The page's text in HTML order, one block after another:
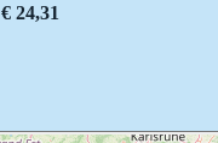
€ 24,31